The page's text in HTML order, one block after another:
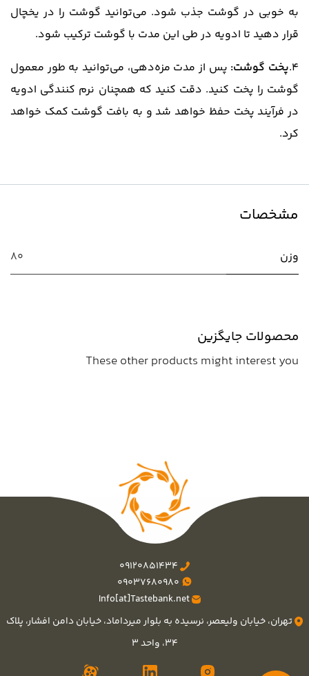
به خوبی در گوشت جذب شود. می‌توانید گوشت را در یخچال
قرار دهید تا ادویه در طی این مدت با گوشت ترکیب شود.
4. پخت گوشت: پس از مدت مزه‌دهی، می‌توانید به طور معمول
گوشت را پخت کنید. دقت کنید که همچنان نرم کنندگی ادویه
در فرآیند پخت حفظ خواهد شد و به بافت گوشت کمک خواهد
کرد.
مشخصات
وزن 80
محصولات جایگزین
These other products might interest you
09120851434
09037680980
Info[at]Tastebank.net
تهران، خیابان ولیعصر، نرسیده به بلوار میرداماد، خیابان دامن افشار، پلاک
۳۴، واحد ۳